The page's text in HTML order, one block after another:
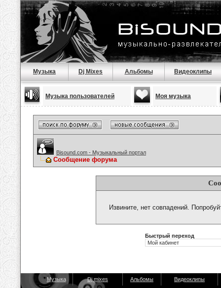
Музыка Dj Mixes Альбомы Видеоклипы
Музыка пользователей Моя музыка
Bisound.com - Музыкальный портал
Сообщение форума
Извините, нет совпадений.
Быстрый переход
Музыка Dj mixes Альбомы Видеоклипы